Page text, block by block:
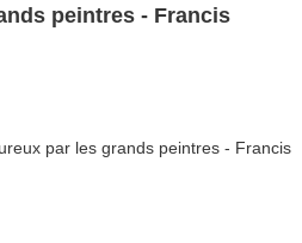
peintres - Francis